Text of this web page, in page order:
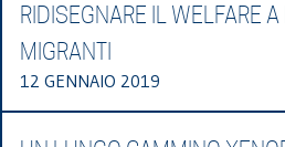
RIDISEGNARE IL WELFARE A
MIGRANTI
12 GENNAIO 2019